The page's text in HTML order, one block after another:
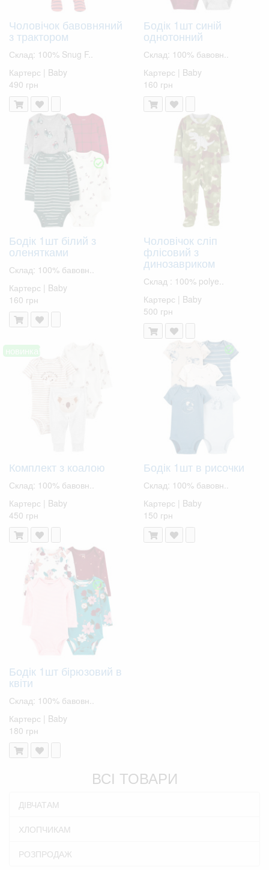
Чоловічок бавовняний
з трактором
Склад: 100% Snug F..
Картерс | Baby
490 грн
Бодік 1шт синій
однотонний
Склад: 100% бавовн..
Картерс | Baby
160 грн
Бодік 1шт білий з
оленятками
Склад: 100% бавовн..
Картерс | Baby
160 грн
Чоловічок сліп
флісовий з
динозавриком
Склад : 100% polye..
Картерс | Baby
500 грн
новинка!
Комплект з коалою
Склад: 100% бавовн..
Картерс | Baby
450 грн
Бодік 1шт в рисочки
Склад: 100% бавовн..
Картерс | Baby
150 грн
Бодік 1шт бірюзовий в
квіти
Склад: 100% бавовн..
Картерс | Baby
180 грн
ВСІ ТОВАРИ
ДІВЧАТАМ
ХЛОПЧИКАМ
РОЗПРОДАЖ